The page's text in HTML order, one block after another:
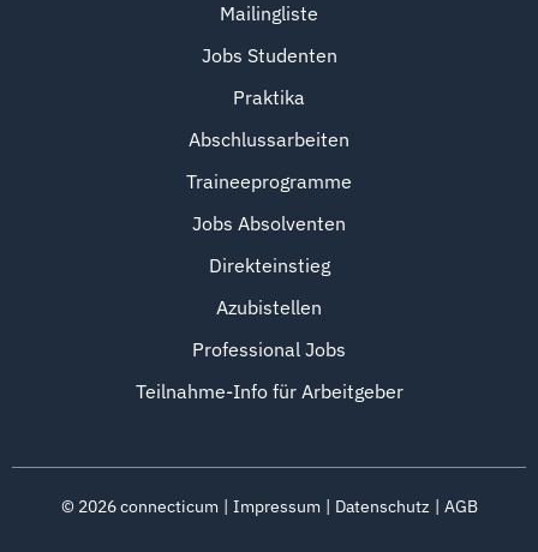
Mailingliste
Jobs Studenten
Praktika
Abschlussarbeiten
Traineeprogramme
Jobs Absolventen
Direkteinstieg
Azubistellen
Professional Jobs
Teilnahme-Info für Arbeitgeber
© 2026connecticum Impressum Datenschutz AGB